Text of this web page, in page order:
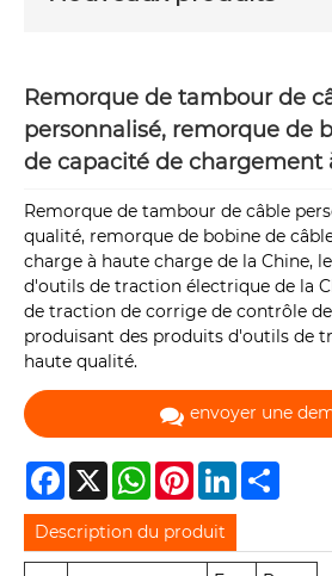
Remorque de tambour de
personnalisé, remorque de
de capacité de chargement
Remorque de tambour de câble
qualité, remorque de bobine de
charge à haute charge de la Chine,
d'outils de traction électrique de la
de traction de corrige de contrôle
produisant des produits d'outils de
haute qualité.
envoyer une
Facebook
X WhatsAppPinterestLinkedIn
Description du produit